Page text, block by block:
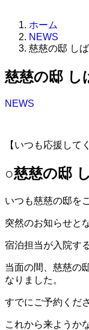
ホーム
NEWS
慈慈の邸 し
慈慈の邸 し
NEWS
【いつも応援して
○慈慈の邸
いつも慈慈の邸を
突然のお知らせと
宿泊担当が入院す
当面の間、慈慈の
なりました。
すでにご予約くだ
これから来ようか